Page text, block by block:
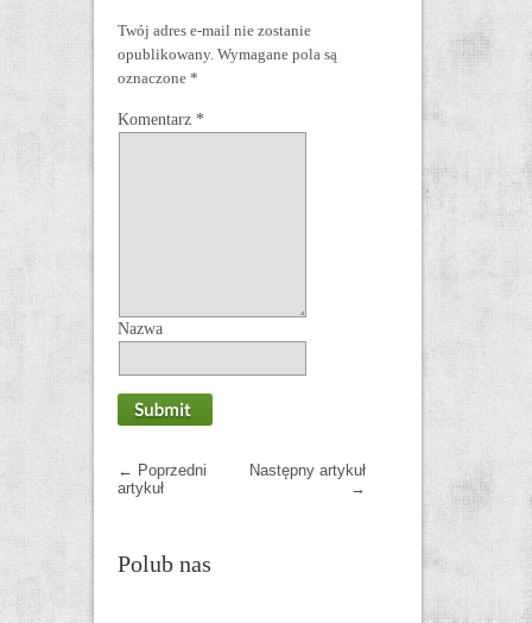
Twój adres e-mail nie zostanie
opublikowany. Wymagane pola są
oznaczone *
Komentarz *
Nazwa
← Poprzedni
artykuł
Następny artykuł
→
Polub nas